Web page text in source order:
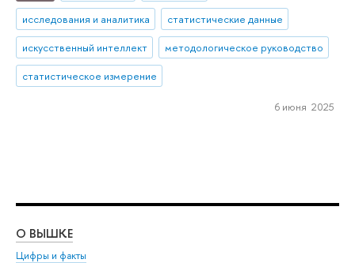
исследования и аналитика
статистические данные
искусственный интеллект
методологическое руководство
статистическое измерение
6 июня 2025
О ВЫШКЕ
Цифры и факты